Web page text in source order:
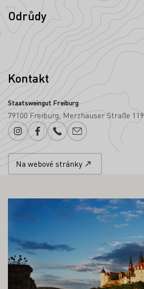
Odrůdy
Kontakt
Staatsweingut Freiburg
79100 Freiburg Merzhauser Straße 119
InstagramFacebookTelefonní číslo
Přidání e-mailu
Na webové stránky
ZAJÍMAT TAKÉ